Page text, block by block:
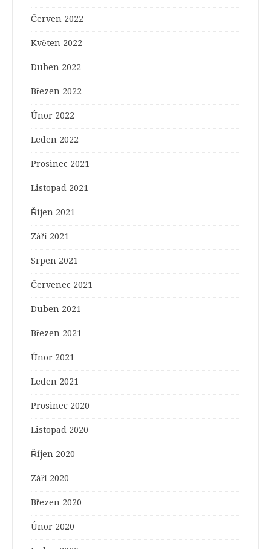
Červen 2022
Květen 2022
Duben 2022
Březen 2022
Únor 2022
Leden 2022
Prosinec 2021
Listopad 2021
Říjen 2021
Září 2021
Srpen 2021
Červenec 2021
Duben 2021
Březen 2021
Únor 2021
Leden 2021
Prosinec 2020
Listopad 2020
Říjen 2020
Září 2020
Březen 2020
Únor 2020